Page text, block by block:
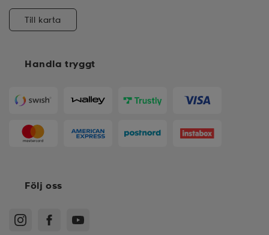
Handla tryggt
Till karta
Följ oss